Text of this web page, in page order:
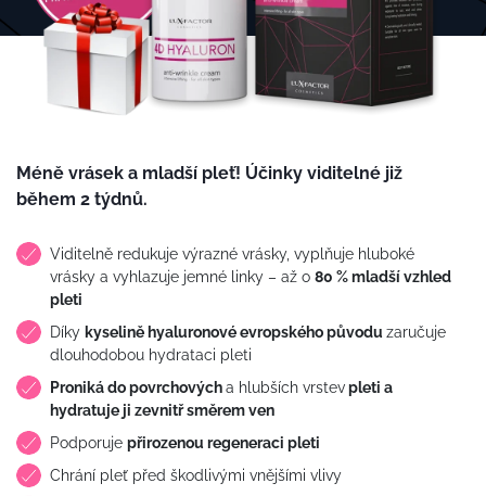
Méně vrásek a mladší pleť! Účinky viditelné již
během 2 týdnů.
Viditelně redukuje výrazné vrásky, vyplňuje hluboké
vrásky a vyhlazuje jemné linky – až o 80 % mladší vzhled
pleti
Díky kyselině hyaluronové evropského původu zaručuje
dlouhodobou hydrataci pleti
Proniká do povrchovýcha hlubších vrstevpleti a
hydratuje ji zevnitř směrem ven
Podporuje přirozenou regeneraci pleti
Chrání pleť před škodlivými vnějšími vlivy